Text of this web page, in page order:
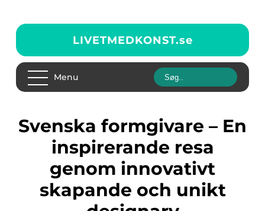
LIVETMEDKONST.se
Menu
Svenska formgivare – En
inspirerande resa
genom innovativt
skapande och unikt